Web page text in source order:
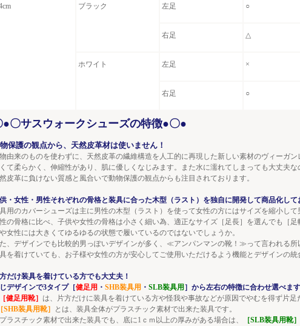
ブラック 左足 ○
右足 △
ホワイト 左足 ×
右足 ○
●〇サスウォークシューズの特徴●〇●
保護の観点から、天然皮革材は使いません！
由来のものを使わずに、天然皮革の繊維構造を人工的に再現した新しい素材のヴィーガン
て柔らかく、伸縮性があり、肌に優しくなじみます。また水に濡れてしまっても大丈夫な
皮革に負けない質感と風合いで動物保護の観点からも注目されております。
・女性・男性それぞれの骨格と装具に合った木型（ラスト）を独自に開発して商品化して
用のカバーシューズは主に男性の木型（ラスト）を使って女性の方にはサイズを縮小して
の骨格に比べ、子供や女性の骨格は小さく細い為、適正なサイズ［足長］を選んでも［
女性には大きくてゆるゆるの状態で履いているのではないでしょうか。
、デザインでも比較的男っぽいデザインが多く、≪アンパンマンの靴！≫って言われる所
を着けていても、お子様や女性の方が安心してご使用いただけるよう機能とデザインの統
だけ装具を着けている方でも大丈夫！
デザインで3タイプ［健足用 ・ SHB装具用 ・ SLB装具用 ］から左右の特徴に合わせ選べます
健足用靴］ は、片方だけに装具を着けている方や怪我や事故などが原因でやむを得ず片足
SHB装具用靴］
とは、装具全体がプラスチック素材で出来た装具です。
ラスチック素材で出来た装具でも、底に1ｃｍ以上の厚みがある場合は、
［SLB装具用靴］